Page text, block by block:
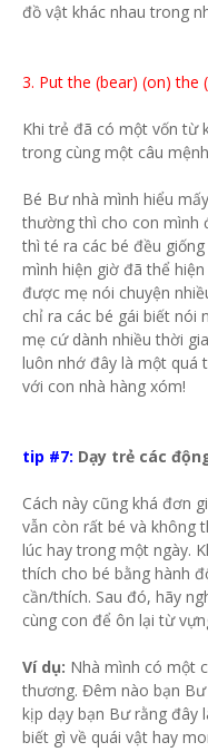
đồ vật khác nhau trong
3. Put the (bear) (on) the
Khi trẻ đã có một vốn từ
trong cùng một câu
Bé Bư nhà mình hiểu
thường thì cho con mình
thì té ra các bé đều
mình hiện giờ đã thể
được mẹ nói chuyện
chỉ ra các bé gái biết nói
mẹ cứ dành nhiều thời
luôn nhớ đây là một quá
với con nhà hàng xóm!
tip #7: Dạy trẻ các
Cách này cũng khá đơn
vẫn còn rất bé và không
lúc hay trong một ngày.
thích cho bé bằng hành
cần/thích. Sau đó, hãy
cùng con để ôn lại từ
Ví dụ: Nhà mình có một
thương. Đêm nào bạn
kịp dạy bạn Bư rằng đây
biết gì về quái vật hay